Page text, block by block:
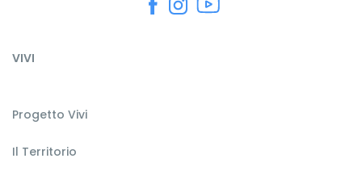
VIVI
Progetto Vivi
Il Territorio